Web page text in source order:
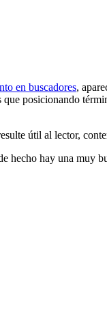
en buscadores,
que posicionando
útil al lector,
hecho hay una muy